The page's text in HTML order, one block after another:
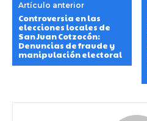
Artículo anterior
Controversia en las
elecciones locales de
San Juan Cotzocón:
Denuncias de fraude y
manipulación electoral